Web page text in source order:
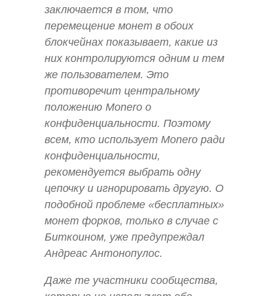
заключается в том, что
перемещение монет в обоих
блокчейнах показывает, какие из
них контролируются одним и тем
же пользователем. Это
противоречит центральному
положению Monero о
конфиденциальности. Поэтому
всем, кто использует Monero ради
конфиденциальности,
рекомендуется выбрать одну
цепочку и игнорировать другую. О
подобной проблеме «бесплатных»
монет форков, только в случае с
Биткоином, уже предупреждал
Андреас Антонопулос.
Даже те участники сообщества,